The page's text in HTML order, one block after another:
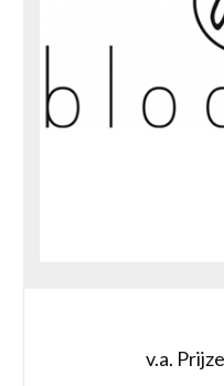
v.a.